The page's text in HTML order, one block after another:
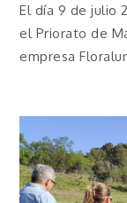
El día 9 de julio
el Priorato de
empresa